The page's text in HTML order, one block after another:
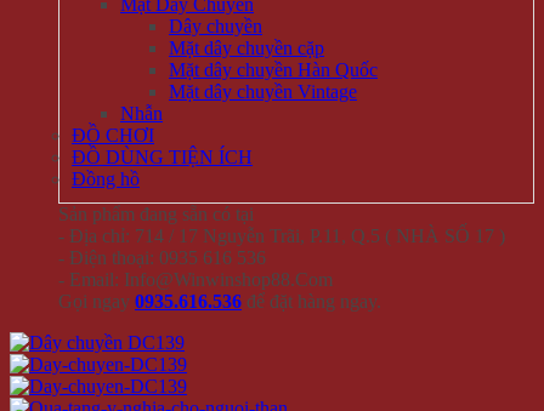
Mặt Dây Chuyền
Dây chuyền
Mặt dây chuyền cặp
Mặt dây chuyền Hàn Quốc
Mặt dây chuyền Vintage
Nhẫn
ĐỒ CHƠI
ĐỒ DÙNG TIỆN ÍCH
Đồng hồ
Sản phẩm đang sẵn có tại
- Địa chỉ: 714 / 17 Nguyễn Trãi, P.11, Q.5 ( NHÀ SỐ 17 )
- Điện thoại: 0935 616 536
- Email: Info@Winwinshop88.Com
Gọi ngay 0935.616.536 để đặt hàng ngay.